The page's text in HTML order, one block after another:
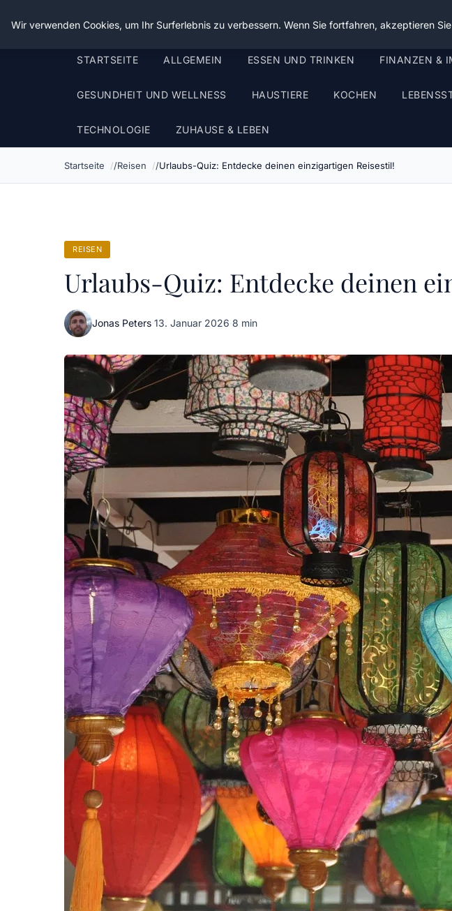
Die Schnitter
STARTSEITE ALLGEMEIN ESSEN UND TRINKEN FINANZEN &
GESUNDHEIT UND WELLNESS HAUSTIERE KOCHEN
TECHNOLOGIE ZUHAUSE & LEBEN
Startseite Reisen Urlaubs-Quiz: Entdecke deinen einzigartigen Reisestil!
REISEN
Urlaubs-Quiz: Entdecke deinen
Jonas Peters·13. Januar 2026·8 min
Wir verwenden Cookies, um Ihr Surferlebnis zu verbessern. Wenn Sie fortfahren, akzeptieren